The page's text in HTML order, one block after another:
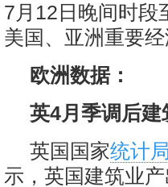
7月12日晚间时段
美国、亚洲重要经
欧洲数据：
英4月季调后
英国国家统计局
示，英国建筑业